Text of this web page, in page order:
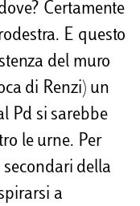
Certamente
E questo
del muro
di Renzi) un
Pd si sarebbe
le urne. Per
della
a